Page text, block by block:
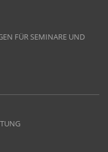
FÜR SEMINARE UND